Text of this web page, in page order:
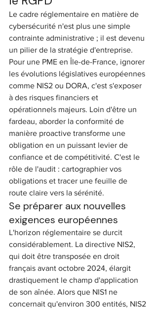
Le cadre réglementaire en matière de
cybersécurité n'est plus une simple
contrainte administrative ; il est devenu
un pilier de la stratégie d'entreprise.
Pour une PME en Île-de-France, ignorer
les évolutions législatives européennes
comme NIS2 ou DORA, c'est s'exposer
à des risques financiers et
opérationnels majeurs. Loin d'être un
fardeau, aborder la conformité de
manière proactive transforme une
obligation en un puissant levier de
confiance et de compétitivité. C'est le
rôle de l'audit : cartographier vos
obligations et tracer une feuille de
route claire vers la sérénité.
Se préparer aux nouvelles
exigences européennes
L'horizon réglementaire se durcit
considérablement. La directive NIS2,
qui doit être transposée en droit
français avant octobre 2024, élargit
drastiquement le champ d'application
de son aînée. Alors que NIS1 ne
concernait qu'environ 300 entités, NIS2